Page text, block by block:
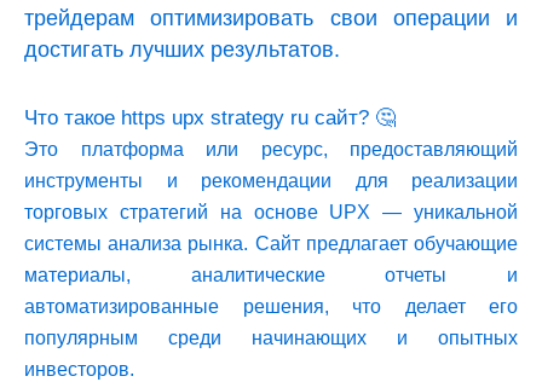
трейдерам оптимизировать свои операции и
достигать лучших результатов.
Что такое https upx strategy ru сайт? 🤔
Это платформа или ресурс, предоставляющий
инструменты и рекомендации для реализации
торговых стратегий на основе UPX — уникальной
системы анализа рынка. Сайт предлагает обучающие
материалы, аналитические отчеты и
автоматизированные решения, что делает его
популярным среди начинающих и опытных
инвесторов.